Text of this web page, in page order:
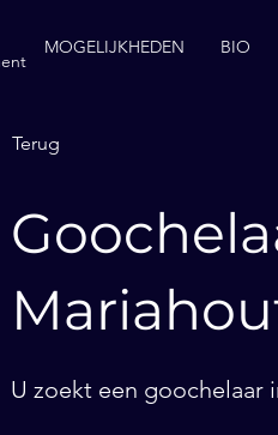
MOGELIJKHEDEN BIO
Terug
U zoekt een goochelaar